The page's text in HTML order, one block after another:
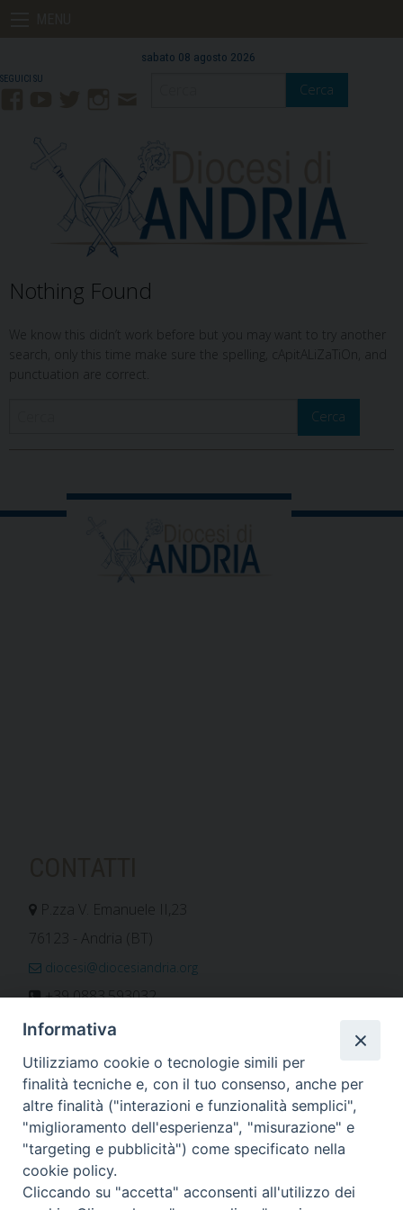
sabato 08 agosto 2026
Mail
Cerca
Nothing Found
We know this didn’t work before but you may want to try another
search, only this time make sure the spelling, cApitALiZaTiOn, and
punctuation are correct.
Cerca
P.zza V. Emanuele II,23
76123 - Andria (BT)
diocesi@diocesiandria.org
+39 0883.593032
+39 0883.592596
ORARIO E CALENDARI
Orari uffici
Calendario diocesano
Orario messe
Informativa
Utilizziamo cookie o tecnologie simili per
finalità tecniche e, con il tuo consenso, anche per
altre finalità ("interazioni e funzionalità semplici",
"miglioramento dell'esperienza", "misurazione" e
"targeting e pubblicità") come specificato nella
cookie policy.
Cliccando su "accetta" acconsenti all'utilizzo dei